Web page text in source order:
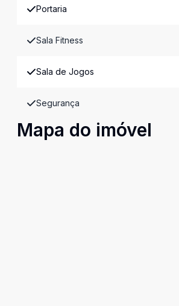
Portaria
Sala Fitness
Sala de Jogos
Segurança
Mapa do imóvel